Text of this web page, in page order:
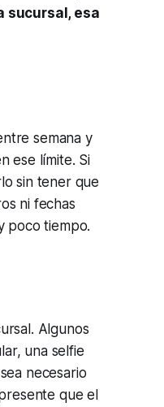
sucursal, esa
semana y
ese límite. Si
sin tener que
ni fechas
poco tiempo.
Algunos
una selfie
necesario
que el